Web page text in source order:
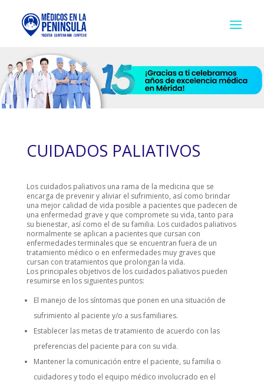
CUIDADOS PALIATIVOS
Los cuidados paliativos una rama de la medicina que se
encarga de prevenir y aliviar el sufrimiento, así como brindar
una mejor calidad de vida posible a pacientes que padecen de
una enfermedad grave y que compromete su vida, tanto para
su bienestar, así como el de su familia. Los cuidados paliativos
normalmente se aplican a pacientes que cursan con
enfermedades terminales que se encuentran fuera de un
tratamiento médico o en enfermedades muy graves que
cursan con tratamientos que prolongan la vida.
Los principales objetivos de los cuidados paliativos pueden
resumirse en los siguientes puntos:
El manejo de los síntomas que ponen en una situación de
sufrimiento al paciente y/o a sus familiares.
Establecer las metas de tratamiento de acuerdo con las
preferencias del paciente para con su vida.
Mantener la comunicación entre el paciente, su familia o
cuidadores y todo el equipo médico involucrado en el